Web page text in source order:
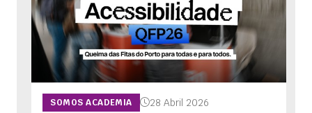
SOMOS ACADEMIA 28 Abril 2026